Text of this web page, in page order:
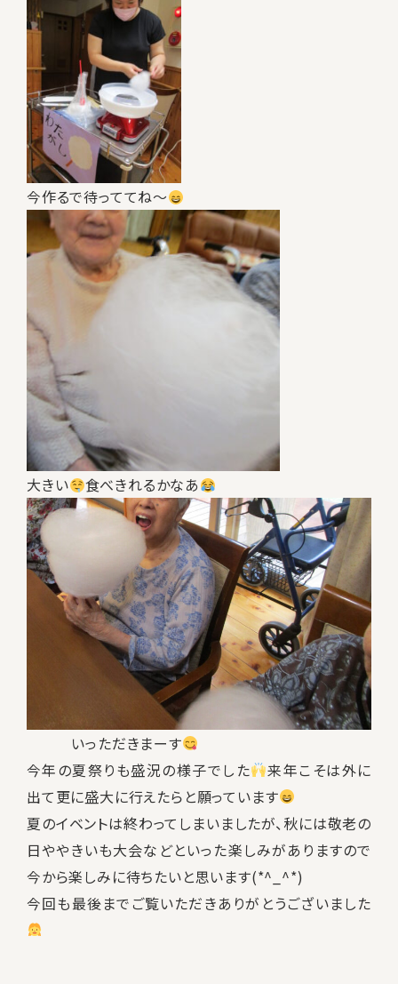
今作るで待っててね～
大きい 食べきれるかなあ
いっただきまーす
今年の夏祭りも盛況の様子でした
来年こそは外に
出て更に盛大に行えたらと願っています
夏のイベントは終わってしまいましたが、秋には敬老の
日ややきいも大会などといった楽しみがありますので
今から楽しみに待ちたいと思います(*^_^*)
今回も最後までご覧いただきありがとうございました